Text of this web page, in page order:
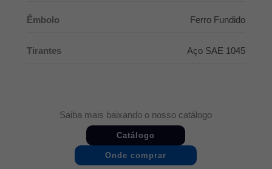
Êmbolo Ferro Fundido
Tirantes Aço SAE 1045
Saiba mais baixando o nosso catálogo
Catálogo
Onde comprar